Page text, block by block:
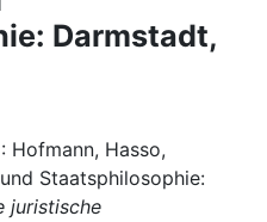
Darmstadt,
Hofmann, Hasso,
Staatsphilosophie:
juristische